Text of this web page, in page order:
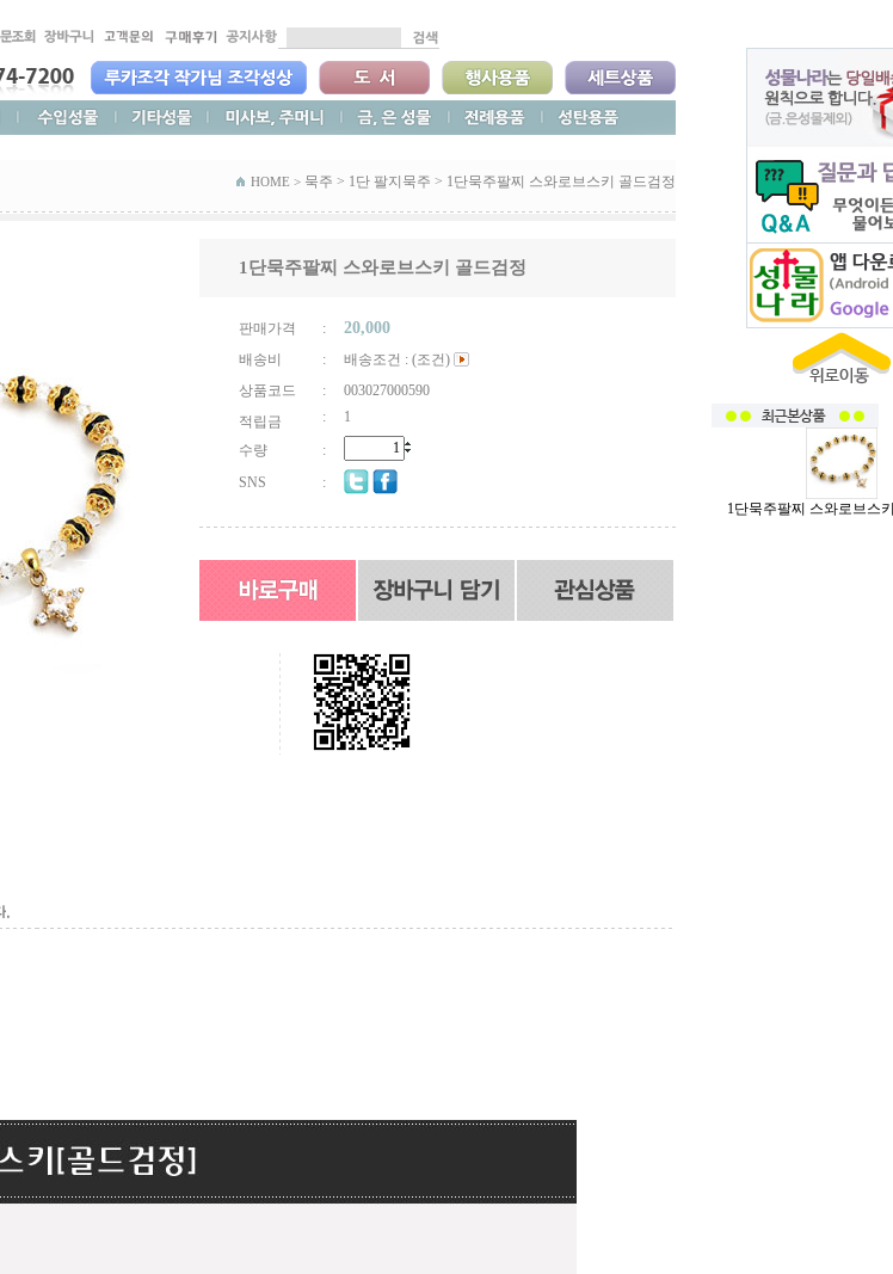
HOME > 묵주 > 1단 팔지묵주 > 1단묵주팔찌 스와로브스키 골드검정
1단묵주팔찌 스와로브스키 골드검정
판매가격 : 20,000
배송비 :
배송조건 : (조건)
상품코드
:
003027000590
적립금
:
1
수량
:
SNS
:
1단묵주팔찌 스와로브스